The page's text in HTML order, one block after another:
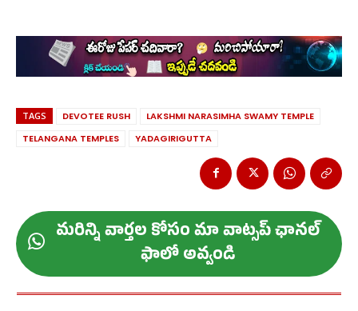
TAGS DEVOTEE RUSH
LAKSHMI NARASIMHA SWAMY TEMPLE
TELANGANA TEMPLES
YADAGIRIGUTTA
మ‌రిన్ని వార్త‌ల కోసం మా వాట్స‌ప్ ఛాన‌ల్
ఫాలో అవ్వండి